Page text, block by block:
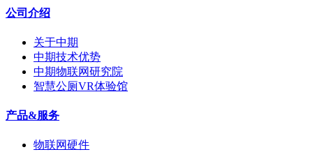
公司介绍
关于中期
中期技术优势
中期物联网研究院
智慧公厕VR体验馆
产品&服务
物联网硬件